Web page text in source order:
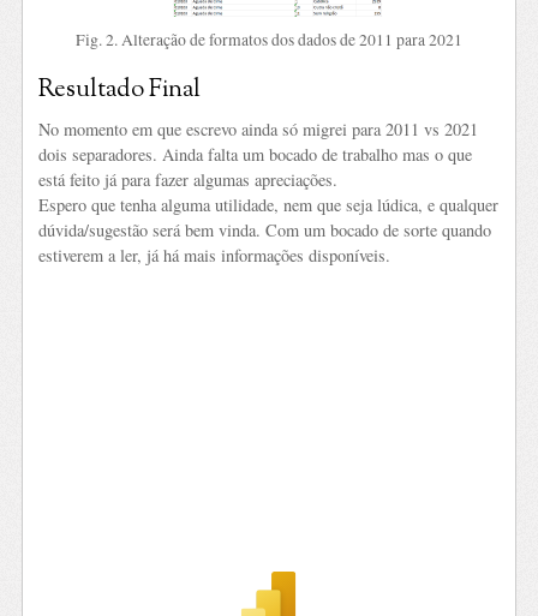
Fig. 2. Alteração de formatos dos dados de 2011 para 2021
Resultado Final
No momento em que escrevo ainda só migrei para 2011 vs 2021
dois separadores. Ainda falta um bocado de trabalho mas o que
está feito já para fazer algumas apreciações.
Espero que tenha alguma utilidade, nem que seja lúdica, e qualquer
dúvida/sugestão será bem vinda. Com um bocado de sorte quando
estiverem a ler, já há mais informações disponíveis.